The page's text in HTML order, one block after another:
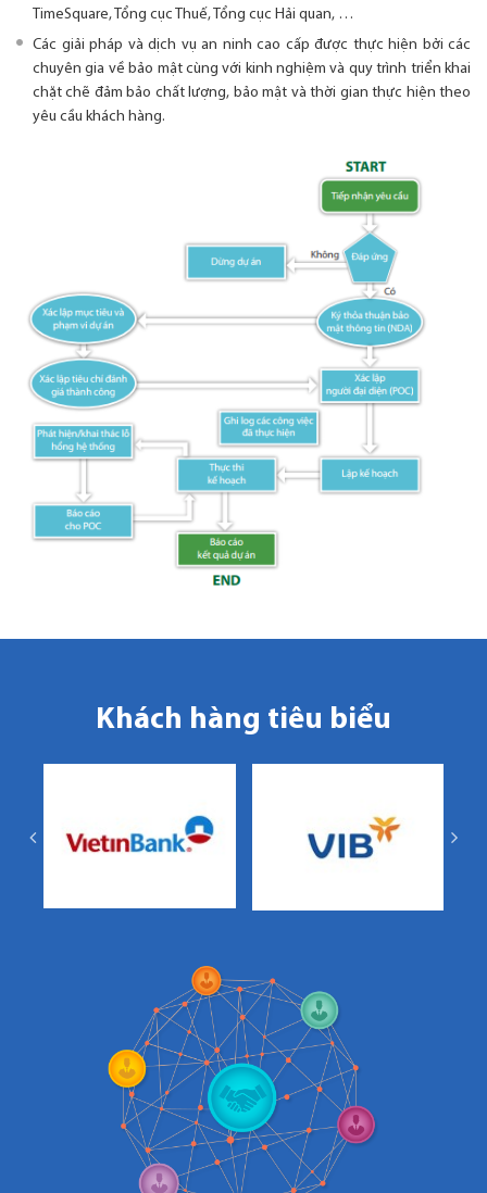
TimeSquare, Tổng cục Thuế, Tổng cục Hải quan, …
Các giải pháp và dịch vụ an ninh cao cấp được thực hiện bởi các
chuyên gia về bảo mật cùng với kinh nghiệm và quy trình triển khai
chặt chẽ đảm bảo chất lượng, bảo mật và thời gian thực hiện theo
yêu cầu khách hàng.
Khách hàng tiêu biểu